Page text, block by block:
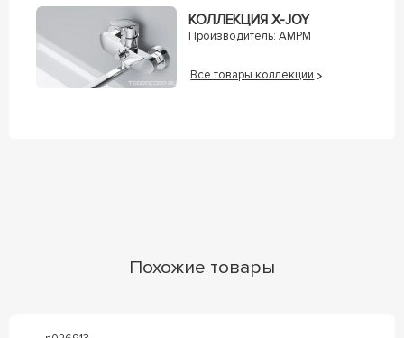
КОЛЛЕКЦИЯ X-JOY
Производитель: AMPM
Все товары коллекции
Похожие товары